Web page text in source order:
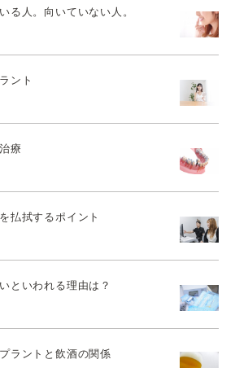
る人。向いていない人。
ント
療
払拭するポイント
といわれる理由は？
ラントと飲酒の関係